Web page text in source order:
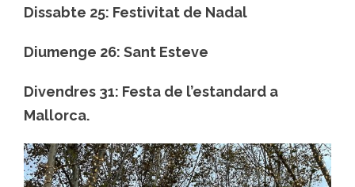
Dissabte 25: Festivitat de Nadal
Diumenge 26: Sant Esteve
Divendres 31: Festa de l’estandard a
Mallorca.